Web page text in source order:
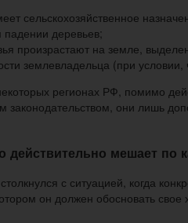
сельскохозяйственное
деревьев;
произрастают на земле,
землевладельца (при
регионах РФ, помимо
законодательством, они лишь
действительно мешает по
с ситуацией, когда
он должен обосновать свое